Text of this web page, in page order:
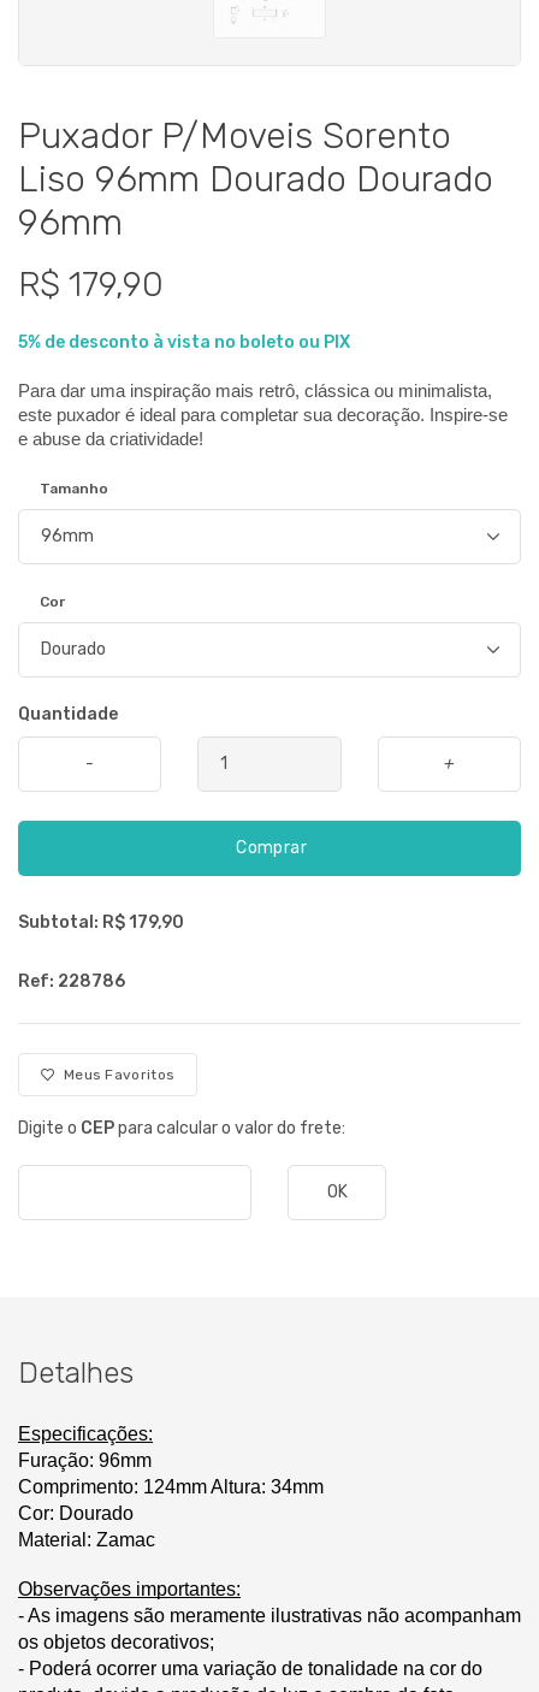
Puxador P/Moveis Sorento
Liso 96mm Dourado Dourado
96mm
R$ 179,90
5% de desconto à vista no boleto ou PIX
Para dar uma inspiração mais retrô, clássica ou minimalista,
este puxador é ideal para completar sua decoração. Inspire-se
e abuse da criatividade!
Tamanho
Cor
Quantidade
- +
Comprar
Subtotal: R$ 179,90
Ref: 228786
Meus Favoritos
Digite o CEPpara calcular o valor do frete:
OK
Detalhes
Especificações:
Furação: 96mm
Comprimento: 124mm Altura: 34mm
Cor: Dourado
Material: Zamac
Observações importantes:
- As imagens são meramente ilustrativas não acompanham
os objetos decorativos;
- Poderá ocorrer uma variação de tonalidade na cor do